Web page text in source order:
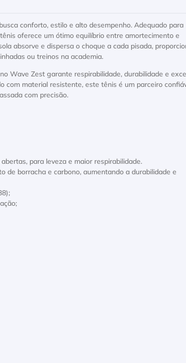
conforto, estilo e alto desempenho. Adequado para
oferece um ótimo equilíbrio entre amortecimento e
absorve e dispersa o choque a cada pisada,
ou treinos na academia.
Wave Zest garante respirabilidade, durabilidade e
com material resistente, este tênis é um parceiro
com precisão.
para leveza e maior respirabilidade.
de borracha e carbono, aumentando a durabilidade e